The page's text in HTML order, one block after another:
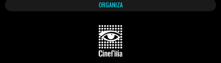
ORGANIZA